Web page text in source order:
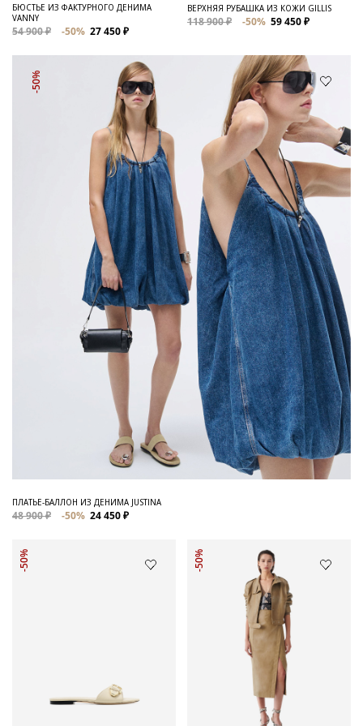
БЮСТЬЕ ИЗ ФАКТУРНОГО ДЕНИМА
VANNY
54 900 ₽ -50% 27 450 ₽
ВЕРХНЯЯ РУБАШКА ИЗ КОЖИ GILLIS
118 900 ₽ -50% 59 450 ₽
-50%
ПЛАТЬЕ-БАЛЛОН ИЗ ДЕНИМА JUSTINA
48 900 ₽ -50% 24 450 ₽
-50% -50%